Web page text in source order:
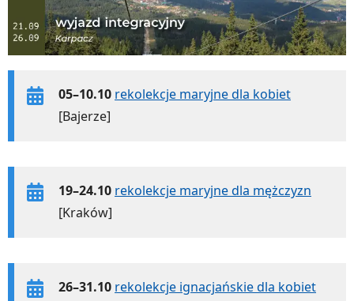
05–10.10 rekolekcje maryjne dla kobiet
[Bajerze]
19–24.10 rekolekcje maryjne dla mężczyzn
[Kraków]
26–31.10 rekolekcje ignacjańskie dla kobiet